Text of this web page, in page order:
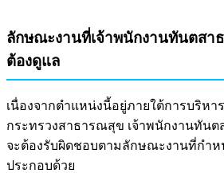
ลักษณะงานที่เจ้าพนักงานทันตส
ต้องดูแล
เนื่องจากตำแหน่งนี้อยู่ภายใต้การบริห
กระทรวงสาธารณสุข เจ้าพนักงานทัน
จะต้องรับผิดชอบตามลักษณะงานที่กำห
ประกอบด้วย